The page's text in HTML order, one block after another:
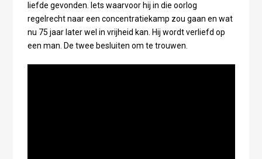
liefde gevonden. Iets waarvoor hij in die oorlog
regelrecht naar een concentratiekamp zou gaan en wat
nu 75 jaar later wel in vrijheid kan. Hij wordt verliefd op
een man. De twee besluiten om te trouwen.